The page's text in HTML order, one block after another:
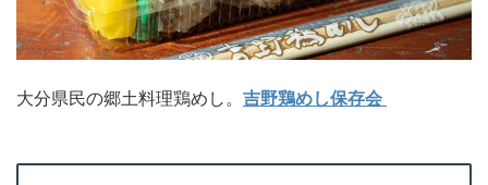
大分県民の郷土料理鶏めし。 吉野鶏めし保存会